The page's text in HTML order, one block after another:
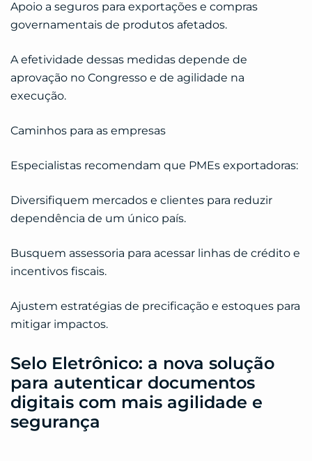
Apoio a seguros para exportações e compras
governamentais de produtos afetados.
A efetividade dessas medidas depende de
aprovação no Congresso e de agilidade na
execução.
Caminhos para as empresas
Especialistas recomendam que PMEs exportadoras:
Diversifiquem mercados e clientes para reduzir
dependência de um único país.
Busquem assessoria para acessar linhas de crédito e
incentivos fiscais.
Ajustem estratégias de precificação e estoques para
mitigar impactos.
Selo Eletrônico: a nova solução
para autenticar documentos
digitais com mais agilidade e
segurança